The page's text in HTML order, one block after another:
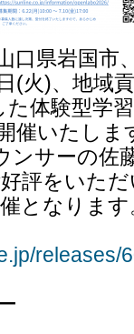
口県岩国市
(火)、地域
体験型学
催いたしま
ンサーの佐
評をいた
となります
releases/